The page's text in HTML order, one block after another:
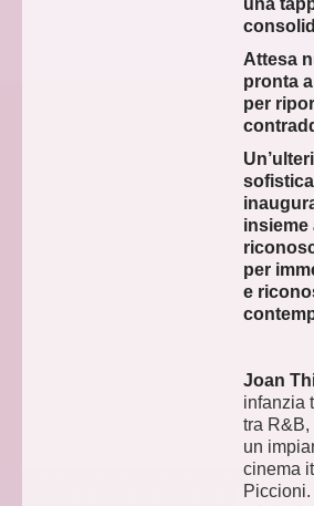
una
Attesa
pronta
per
insieme
per
e
Joan
infanzia
tra
un
cinema